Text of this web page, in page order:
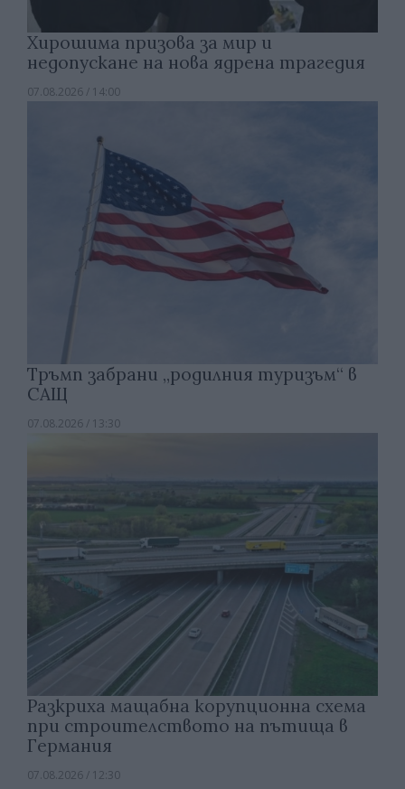
Хирошима призова за мир и
недопускане на нова ядрена трагедия
07.08.2026 / 14:00
Тръмп забрани „родилния туризъм“ в
САЩ
07.08.2026 / 13:30
Разкриха мащабна корупционна схема
при строителството на пътища в
Германия
07.08.2026 / 12:30